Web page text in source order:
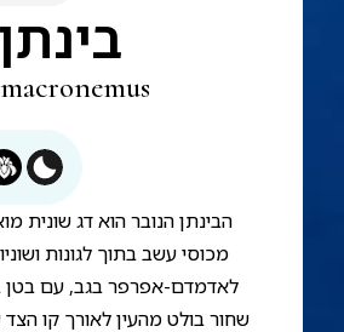
הבינתן הנובר הוא דג שונית
מכוסי עשב בתוך לגונות
לאדמדם-אפרפר בגב, עם בטן
שחור בולט מהעין לאורך קו